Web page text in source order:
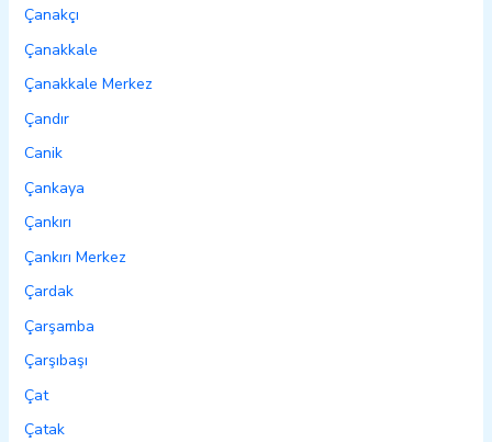
Çanakçı
Çanakkale
Çanakkale Merkez
Çandır
Canik
Çankaya
Çankırı
Çankırı Merkez
Çardak
Çarşamba
Çarşıbaşı
Çat
Çatak